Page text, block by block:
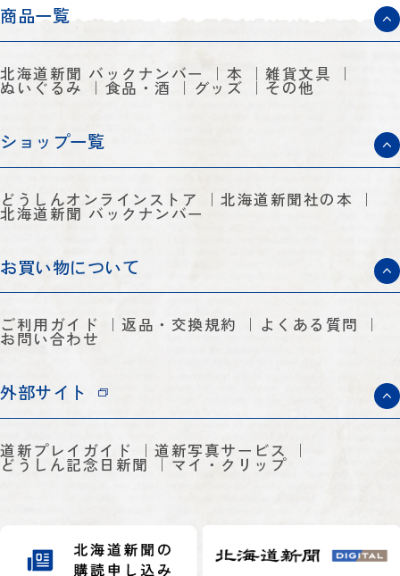
商品一覧
北海道新聞 バックナンバー 本 雑貨文具
ぬいぐるみ 食品・酒 グッズ その他
ショップ一覧
どうしんオンラインストア 北海道新聞社の本
北海道新聞 バックナンバー
お買い物について
ご利用ガイド 返品・交換規約 よくある質問
お問い合わせ
外部サイト
道新プレイガイド 道新写真サービス
どうしん記念日新聞 マイ・クリップ